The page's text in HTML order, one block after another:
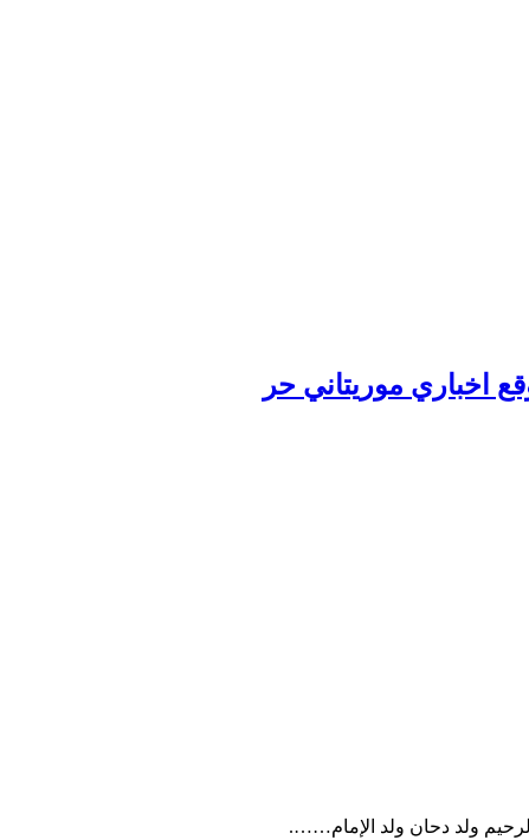
اخباري موريتاني حر
ولد دحان ولد الإمام…….